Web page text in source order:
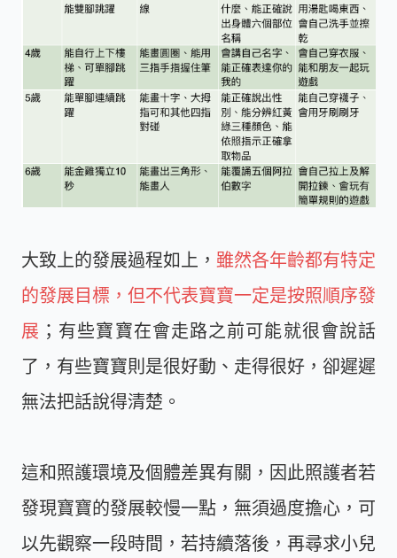
大致上的發展過程如上， 雖然各年齡都有特定
的發展目標，但不代表寶寶一定是按照順序發
展 ；有些寶寶在會走路之前可能就很會說話
了，有些寶寶則是很好動、走得很好，卻遲遲
無法把話說得清楚。
這和照護環境及個體差異有關，因此照護者若
發現寶寶的發展較慢一點，無須過度擔心，可
以先觀察一段時間，若持續落後，再尋求小兒